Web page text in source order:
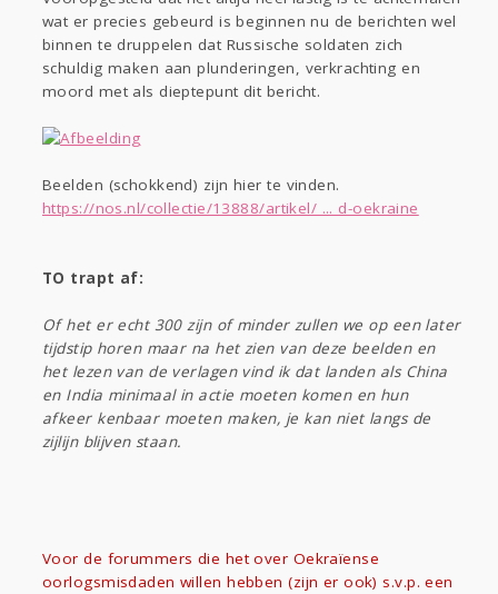
Viva zoekt
Gevraagd
Horen Doen
Lezen
wat er precies gebeurd is beginnen nu de berichten wel
binnen te druppelen dat Russische soldaten zich
schuldig maken aan plunderingen, verkrachting en
moord met als dieptepunt dit bericht.
Beelden (schokkend) zijn hier te vinden.
https://nos.nl/collectie/13888/artikel/ ... d-oekraine
TO trapt af:
Of het er echt 300 zijn of minder zullen we op een later
tijdstip horen maar na het zien van deze beelden en
het lezen van de verlagen vind ik dat landen als China
en India minimaal in actie moeten komen en hun
afkeer kenbaar moeten maken, je kan niet langs de
zijlijn blijven staan.
Voor de forummers die het over Oekraïense
oorlogsmisdaden willen hebben (zijn er ook) s.v.p. een